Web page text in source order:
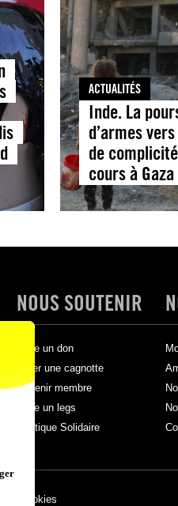
ACTUALITÉS
Inde. La
d’armes
de
cours à Gaza
NOUS SOUTENIR
Faire un don
Créer une cagnotte
Devenir membre
Faire un legs
Boutique Solidaire
des cookies